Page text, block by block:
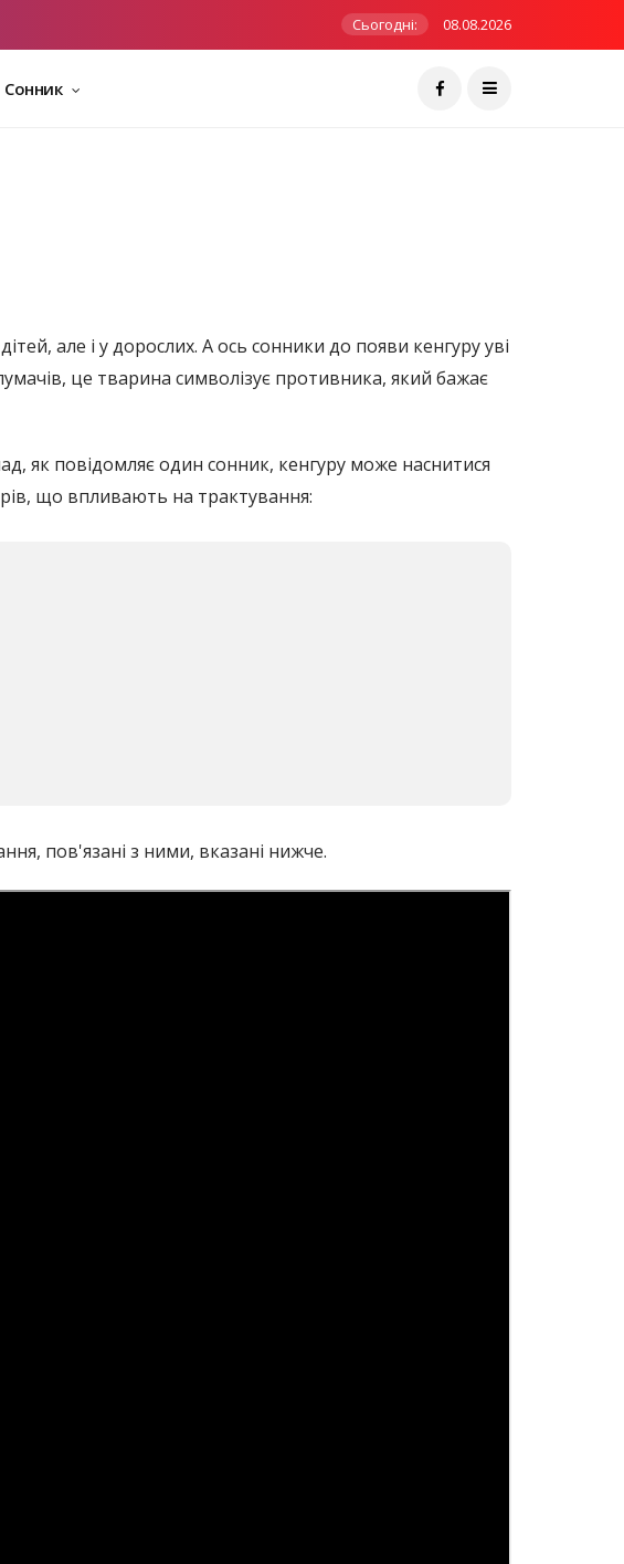
Сьогодні: 08.08.2026
Сонник
але і у дорослих. А ось сонники до появи кенгуру уві
це тварина символізує противника, який бажає
як повідомляє один сонник, кенгуру може наснитися
що впливають на трактування:
пов'язані з ними, вказані нижче.